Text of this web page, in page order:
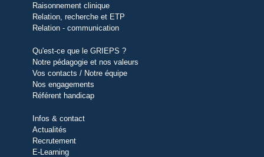
Raisonnement clinique
Relation, recherche et ETP
Relation - communication
Qu'est-ce que le GRIEPS ?
Notre pédagogie et nos valeurs
Vos contacts / Notre équipe
Nos engagements
Référent handicap
Infos & contact
Actualités
Recrutement
E-Learning